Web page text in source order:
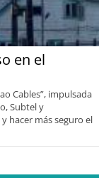
en el
Cables”, impulsada
Subtel y
hacer más seguro el